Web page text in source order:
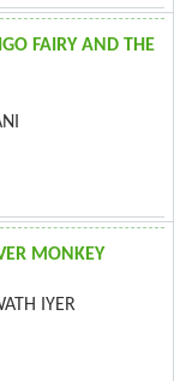
FAIRY AND THE
MONKEY
IYER